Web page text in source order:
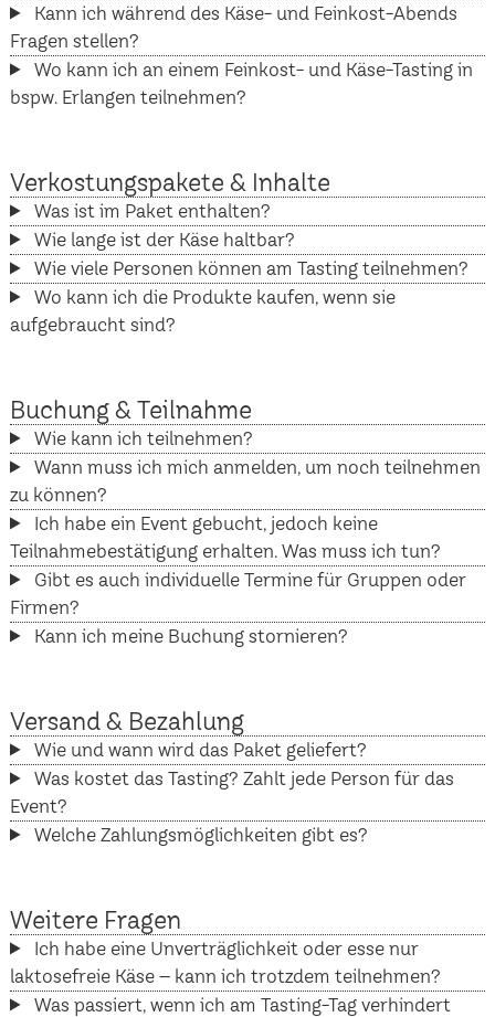
Kann ich während des Käse- und Feinkost-Abends
Fragen stellen?
Wo kann ich an einem Feinkost- und Käse-Tasting in
bspw. Erlangen teilnehmen?
Verkostungspakete & Inhalte
Was ist im Paket enthalten?
Wie lange ist der Käse haltbar?
Wie viele Personen können am Tasting teilnehmen?
Wo kann ich die Produkte kaufen, wenn sie
aufgebraucht sind?
Buchung & Teilnahme
Wie kann ich teilnehmen?
Wann muss ich mich anmelden, um noch teilnehmen
zu können?
Ich habe ein Event gebucht, jedoch keine
Teilnahmebestätigung erhalten. Was muss ich tun?
Gibt es auch individuelle Termine für Gruppen oder
Firmen?
Kann ich meine Buchung stornieren?
Versand & Bezahlung
Wie und wann wird das Paket geliefert?
Was kostet das Tasting? Zahlt jede Person für das
Event?
Welche Zahlungsmöglichkeiten gibt es?
Weitere Fragen
Ich habe eine Unverträglichkeit oder esse nur
laktosefreie Käse – kann ich trotzdem teilnehmen?
Was passiert, wenn ich am Tasting-Tag verhindert